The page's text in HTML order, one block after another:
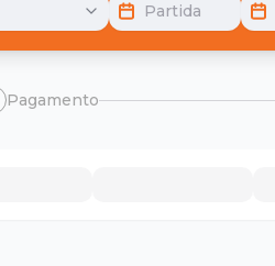
Partida
Pagamento